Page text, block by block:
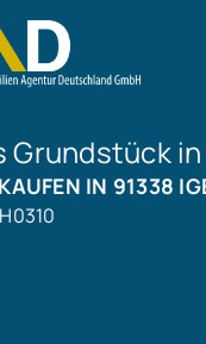
Grundstück
IN 91338